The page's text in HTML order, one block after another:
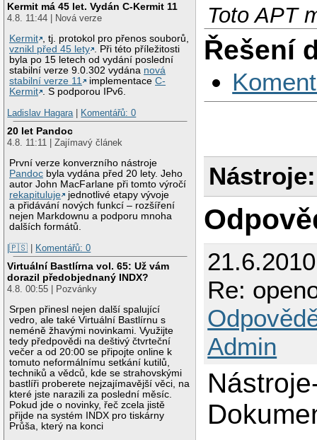
Kermit má 45 let. Vydán C-Kermit 11
4.8. 11:44 | Nová verze
Kermit , tj. protokol pro přenos souborů,
vznikl před 45 lety . Při této příležitosti
byla po 15 letech od vydání poslední
stabilní verze 9.0.302 vydána nová
stabilní verze 11
implementaceC-
Kermit . S podporou IPv6.
Ladislav Hagara | Komentářů: 0
20 let Pandoc
4.8. 11:11 | Zajímavý článek
První verze konverzního nástroje
Pandoc byla vydána před 20 lety. Jeho
autor John MacFarlane při tomto výročí
rekapituluje
jednotlivé etapy vývoje
a přidávání nových funkcí – rozšíření
nejen Markdownu a podporu mnoha
dalších formátů.
|🇵🇸 | Komentářů: 0
Virtuální Bastlírna vol. 65: Už vám
dorazil předobjednaný INDX?
4.8. 00:55 | Pozvánky
Srpen přinesl nejen další spalující
vedro, ale také Virtuální Bastlírnu s
neméně žhavými novinkami. Využijte
tedy předpovědi na deštivý čtvrteční
večer a od 20:00 se připojte online k
tomuto neformálnímu setkání kutilů,
techniků a vědců, kde se strahovskými
bastlíři proberete nejzajímavější věci, na
které jste narazili za poslední měsíc.
Pokud jde o novinky, řeč zcela jistě
přijde na systém INDX pro tiskárny
Průša, který na konci
Toto APT
Řešení
Nástroje:
Re:
Admin